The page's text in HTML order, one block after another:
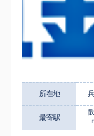
所在地
最寄駅